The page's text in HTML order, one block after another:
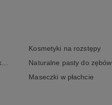
Kosmetyki na rozstępy
Kremy przeciwzmarszczkowe Naturalne pasty do zębów
Maseczki w płachcie